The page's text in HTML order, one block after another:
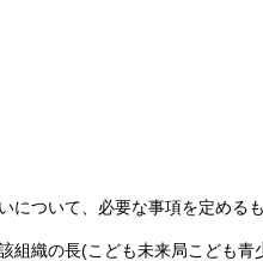
ついて、必要な事項を定めるも
組織の長(こども未来局こども青